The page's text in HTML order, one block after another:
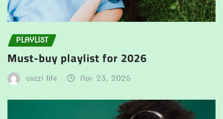
PLAYLIST
Must-buy playlist for 2026
cozzi life Nov 23, 2025